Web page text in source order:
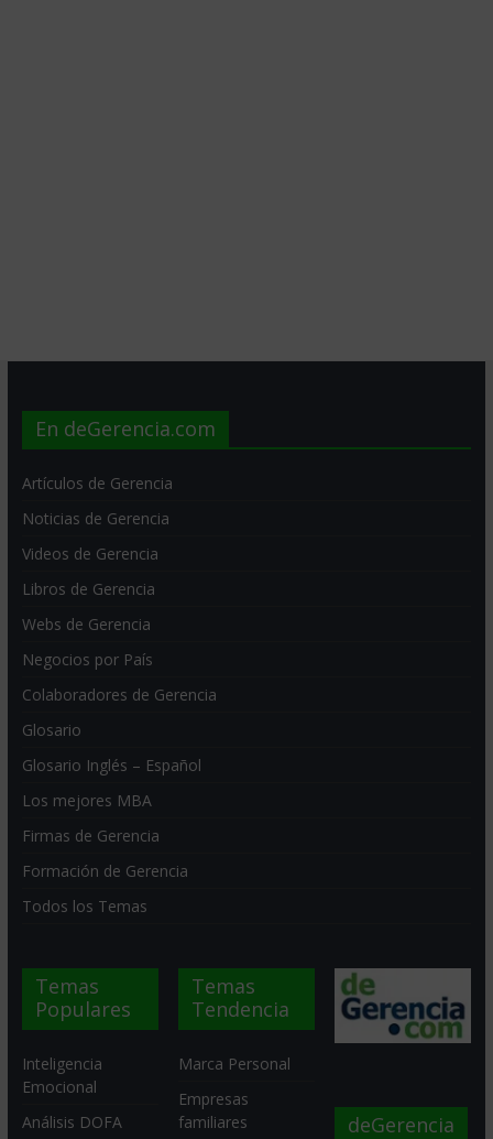
En deGerencia.com
Artículos de Gerencia
Noticias de Gerencia
Videos de Gerencia
Libros de Gerencia
Webs de Gerencia
Negocios por País
Colaboradores de Gerencia
Glosario
Glosario Inglés – Español
Los mejores MBA
Firmas de Gerencia
Formación de Gerencia
Todos los Temas
Temas
Populares
Inteligencia
Emocional
Análisis DOFA
Temas
Tendencia
Marca Personal
Empresas
familiares
deGerencia